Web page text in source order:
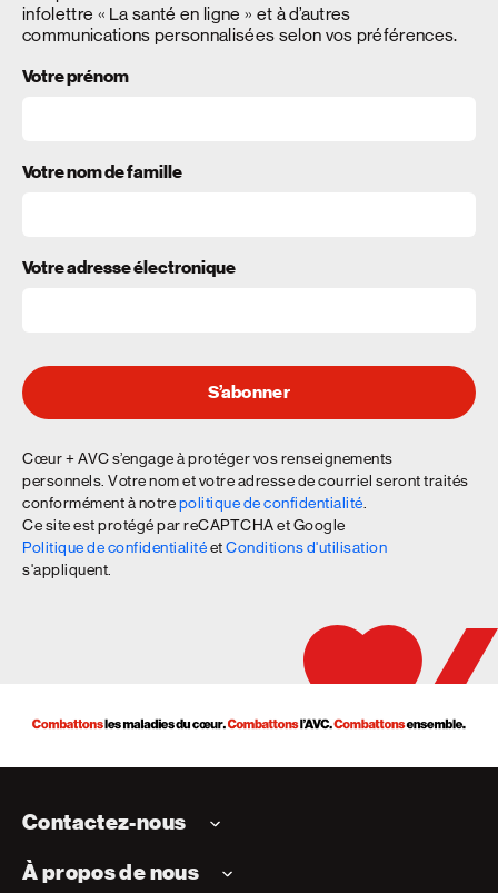
infolettre « La santé en ligne » et à d’autres
communications personnalisées selon vos préférences.
Votre prénom
Votre nom de famille
Votre adresse électronique
S’abonner
Cœur + AVC s’engage à protéger vos renseignements
personnels. Votre nom et votre adresse de courriel seront traités
conformément à notrepolitique de confidentialité
Ce site est protégé par reCAPTCHA et Google
Politique de confidentialitéetConditions d'utilisation
s'appliquent.
Contactez-nous
À propos de nous